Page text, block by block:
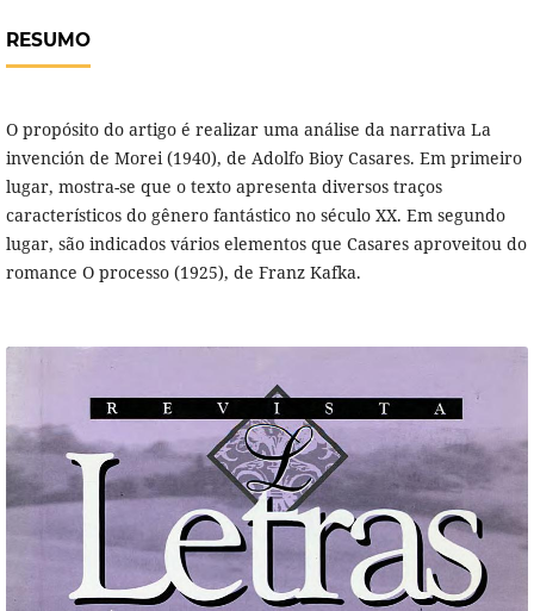
RESUMO
O propósito do artigo é realizar uma análise da narrativa La
invención de Morei (1940), de Adolfo Bioy Casares. Em primeiro
lugar, mostra-se que o texto apresenta diversos traços
característicos do gênero fantástico no século XX. Em segundo
lugar, são indicados vários elementos que Casares aproveitou do
romance O processo (1925), de Franz Kafka.